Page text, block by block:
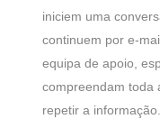
iniciem uma
continuem por e-
equipa de apoio,
compreendam toda
repetir a